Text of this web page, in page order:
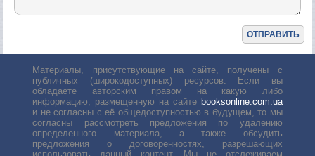
Материалы, присутствующие на сайте, получены с
публичных (широкодоступных) ресурсов. Если вы
обладаете авторским правом на какую либо
информацию, размещенную на сайте booksonline.com.ua
и не согласны с её общедоступностью в будущем, то мы
согласны рассмотреть предложения по удалению
определенного материала, а также обсудить
предложения о договоренностях, разрешающих
использовать данный контент. Мы не отслеживаем